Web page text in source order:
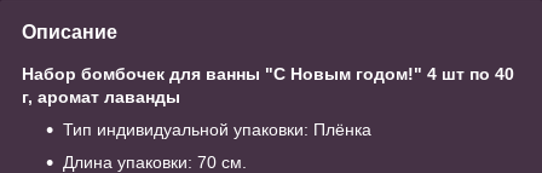
Описание
Набор бомбочек для ванны "С Новым годом!" 4 шт по 40
г, аромат лаванды
Тип индивидуальной упаковки: Плёнка
Длина упаковки: 70 см.